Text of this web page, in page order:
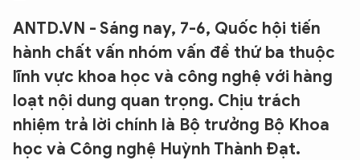
ANTD.VN - Sáng nay, 7-6, Quốc hội tiến
hành chất vấn nhóm vấn đề thứ ba thuộc
lĩnh vực khoa học và công nghệ với hàng
loạt nội dung quan trọng. Chịu trách
nhiệm trả lời chính là Bộ trưởng Bộ Khoa
học và Công nghệ Huỳnh Thành Đạt.